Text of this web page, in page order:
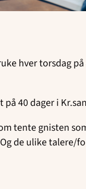
hver torsdag
40 dager i
tente gnisten
de ulike talere/